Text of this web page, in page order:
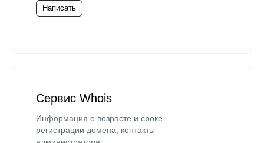
Написать
Сервис Whois
Информация о возрасте и сроке
регистрации домена, контакты